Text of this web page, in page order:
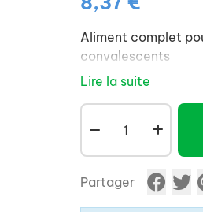
Aliment complet
convalescents
Lire la suite
Partager